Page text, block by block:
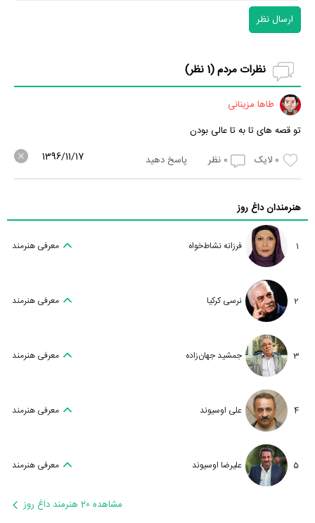
ارسال نظر
نظرات مردم (1 نظر)
طاها مزینانی
تو قصه های تا به تا عالی بودن
0 لایک 0 نظر پاسخ دهید 1396/11/17
هنرمندان داغ روز
1 فرزانه نشاط‌خواه معرفی هنرمند
2 نرسی کرکیا معرفی هنرمند
3 جمشید جهان‌زاده معرفی هنرمند
4 علی اوسیوند معرفی هنرمند
5 علیرضا اوسیوند معرفی هنرمند
مشاهده 20 هنرمند داغ روز